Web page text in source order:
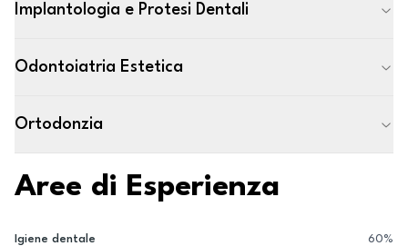
Implantologia e Protesi Dentali
Odontoiatria Estetica
Ortodonzia
Aree di Esperienza
Igiene dentale 60%